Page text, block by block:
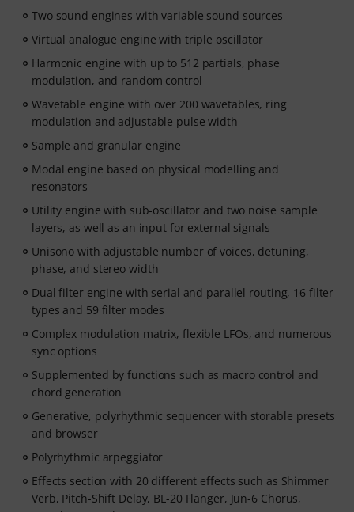
Two sound engines with variable sound sources
Virtual analogue engine with triple oscillator
Harmonic engine with up to 512 partials, phase
modulation, and random control
Wavetable engine with over 200 wavetables, ring
modulation and adjustable pulse width
Sample and granular engine
Modal engine based on physical modelling and
resonators
Utility engine with sub-oscillator and two noise sample
layers, as well as an input for external signals
Unisono with adjustable number of voices, detuning,
phase, and stereo width
Dual filter engine with serial and parallel routing, 16 filter
types and 59 filter modes
Complex modulation matrix, flexible LFOs, and numerous
sync options
Supplemented by functions such as macro control and
chord generation
Generative, polyrhythmic sequencer with storable presets
and browser
Polyrhythmic arpeggiator
Effects section with 20 different effects such as Shimmer
Verb, Pitch-Shift Delay, BL-20 Flanger, Jun-6 Chorus,